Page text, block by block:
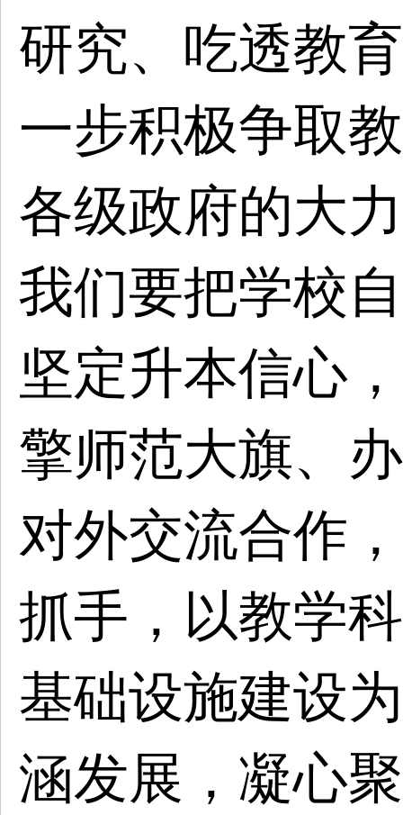
研究、吃透教
一步积极争取
各级政府的大
我们要把学校
坚定升本信心
擎师范大旗、
对外交流合作
抓手，以教学
基础设施建设
涵发展，凝心